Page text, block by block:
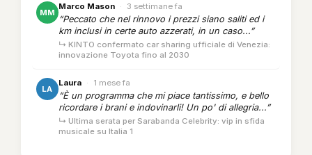
MM
Marco Mason · 3 settimane fa
“Peccato che nel rinnovo i prezzi siano saliti ed i
km inclusi in certe auto azzerati, in un caso...”
↳ KINTO confermato car sharing ufficiale di Venezia:
innovazione Toyota fino al 2030
LA
Laura · 1 mese fa
“È un programma che mi piace tantissimo, e bello
ricordare i brani e indovinarli! Un po' di allegria...”
↳ Ultima serata per Sarabanda Celebrity: vip in sfida
musicale su Italia 1